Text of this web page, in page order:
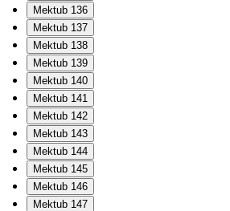
Mektub 136
Mektub 137
Mektub 138
Mektub 139
Mektub 140
Mektub 141
Mektub 142
Mektub 143
Mektub 144
Mektub 145
Mektub 146
Mektub 147